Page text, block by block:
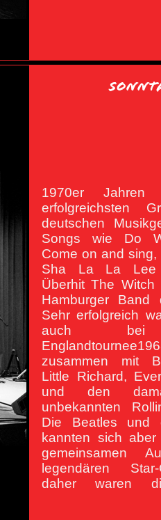
1970er
erfolgreichsten
deutschen
Songs wie Do
Come on and sing,
Sha La La Lee
Überhit The Witch
Hamburger Band
Sehr erfolgreich
auch bei
zusammen mit
Little Richard,
und den
unbekannten
Die Beatles und
kannten sich
gemeinsamen
legendären
daher waren
Vorgruppe bei